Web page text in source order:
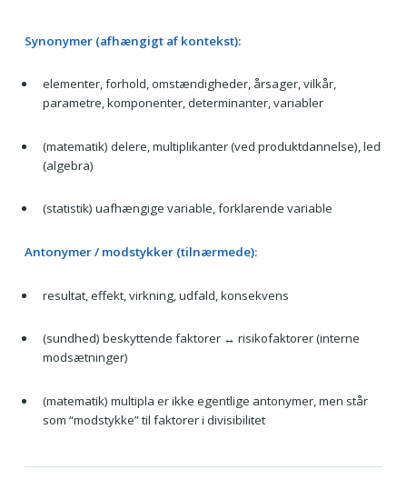
Synonymer (afhængigt af kontekst):
elementer, forhold, omstændigheder, årsager, vilkår,
parametre, komponenter, determinanter, variabler
(matematik) delere, multiplikanter (ved produktdannelse), led
(algebra)
(statistik) uafhængige variable, forklarende variable
Antonymer / modstykker (tilnærmede):
resultat, effekt, virkning, udfald, konsekvens
(sundhed) beskyttende faktorer ↔ risikofaktorer (interne
modsætninger)
(matematik) multipla er ikke egentlige antonymer, men står
som “modstykke” til faktorer i divisibilitet